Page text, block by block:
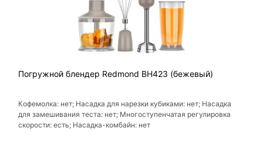
Погружной блендер Redmond BH423 (бежевый)
Кофемолка: нет; Насадка для нарезки кубиками: нет; Насадка
для замешивания теста: нет; Многоступенчатая регулировка
скорости: есть; Насадка-комбайн: нет